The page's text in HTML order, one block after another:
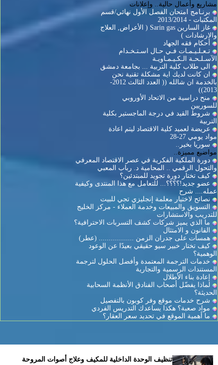
مشاريع وأعمال حالية.. وإعلانات
برنـامج امتحان الفصل الأول نهائي/قسم
المكتبات - 2013/2014
غاز السارين Sarin gas ( الأعراض, العلاج
والارشادات )
أحكام فقه الجهاد
تـعـلـيـمـات فـي حـال اسـتـخـدام
الآسـلـحـة الـكـيـمـاويـة
الى طلاب كلية التربية ... بجامعة دمشق
ان كانت لديك اية مشكلة تقنية نحن
بالخدمة ان شالله (( العدد الثالث 2012-
2013))
منح دراسية من الاتحاد الأوروبي
للسوريين
شروط القيد في درجة الماجستير بكلية
التربية
عريضة لعميد كلية الاقتصاد ليتم اعادة
مواد يومي 27-28
سوريا بخير..
مواضيع مميزة..
دورة الملكية الفكرية في عصر الاقتصاد المعرفي
والتحول الرقمي .. المحامية د. رباب المعبي
كيف تختار دورة تجويد للمبتدئين؟
عضو جديد!؟؟؟؟... للتعامل مع هذا المنتدى وكيفية
عمله.... شرح
نصائح لاختيار معلمة إنجليزي تجي للبيت
التسويق والمبيعات وخدمة العملاء - مركز الخليج
للتدريب والاستشارات
ما الذي يميز شركات كشف التسربات الاحترافية؟
القانون و الامتثال
همسات على جدران الزمن .................. (عطر)
كيف تختار خبير سيو حقيقي بعيدًا عن الوعود
الوهمية؟
خدمات الترجمة المعتمدة وأفضل الحلول لترجمة
المستندات الرسمية والتجارية
إعادة بناء الأطلال
لماذا يفضّل أصحاب الفنادق الأنظمة السحابية
الحديثة؟
شرح خدمات موقع وفر كوبون بالتفصيل
مواد صعبة؟ هكذا يساعدك التدريس الفردي
ما أهمية الموقع في تحديد سعر العقار؟
تنظيف الوحدة الداخلية للمكيف وعلاج أصوات المروحة